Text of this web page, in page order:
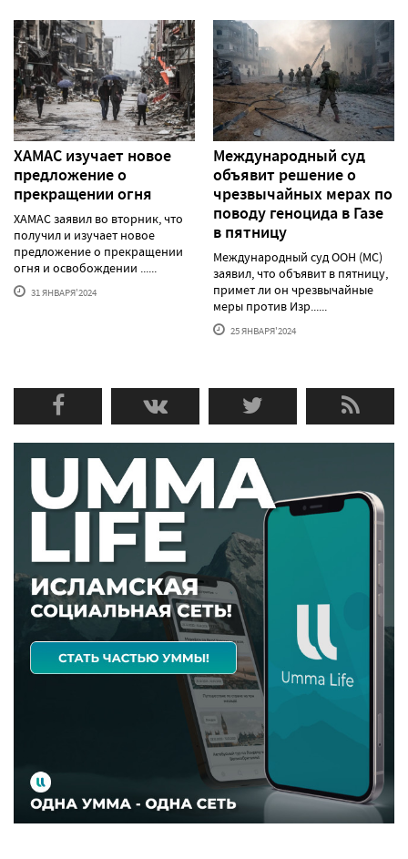
ХАМАС изучает новое
предложение о
прекращении огня
ХАМАС заявил во вторник, что
получил и изучает новое
предложение о прекращении
огня и освобождении ......
31 ЯНВАРЯ'2024
Международный суд
объявит решение о
чрезвычайных мерах по
поводу геноцида в Газе
в пятницу
Международный суд ООН (МС)
заявил, что объявит в пятницу,
примет ли он чрезвычайные
меры против Изр......
25 ЯНВАРЯ'2024